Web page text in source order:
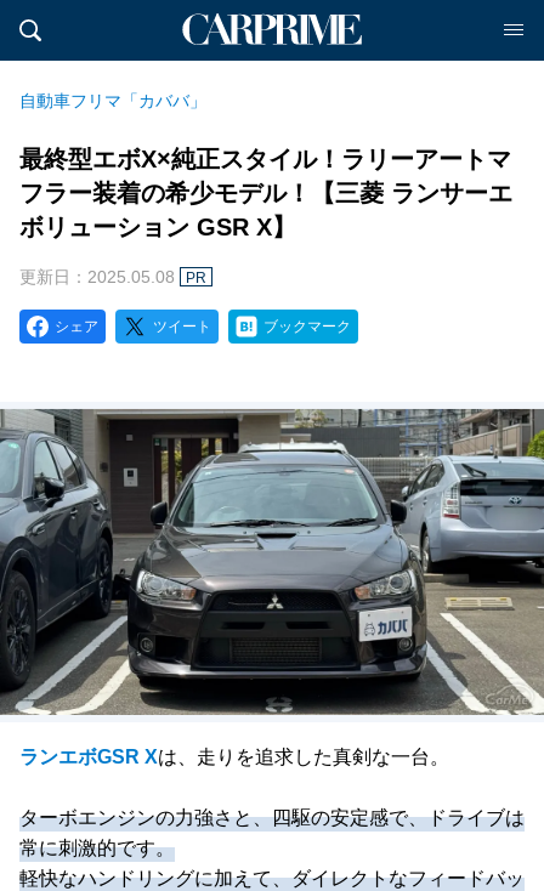
自動車フリマ「カババ」
最終型エボX×純正スタイル！ラリーアートマ
フラー装着の希少モデル！【三菱 ランサーエ
ボリューション GSR X】
更新日：2025.05.08 PR
シェア ツイート ブックマーク
ランエボGSR Xは、走りを追求した真剣な一台。
ターボエンジンの力強さと、四駆の安定感で、ドライブは
常に刺激的です。
軽快なハンドリングに加えて、ダイレクトなフィードバッ